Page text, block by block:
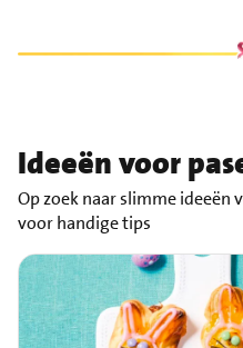
Ideeën voor
Op zoek naar slimme ideeën
voor handige tips